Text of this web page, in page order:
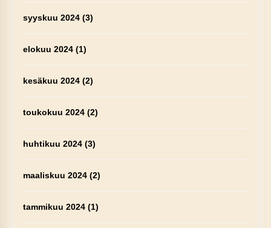
syyskuu 2024(3)
elokuu 2024(1)
kesäkuu 2024(2)
toukokuu 2024(2)
huhtikuu 2024(3)
maaliskuu 2024(2)
tammikuu 2024(1)